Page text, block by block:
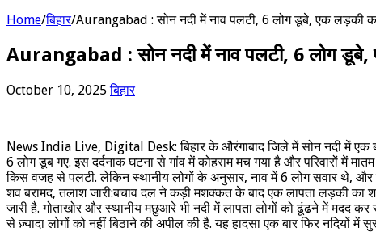
Home/बिहार/Aurangabad : सोन नदी में नाव पलटी, 6 लोग डूबे, एक लड़की का
Aurangabad : सोन नदी में नाव पलटी, 6 लोग डूबे,
October 10, 2025 बिहार
News India Live, Digital Desk: बिहार के औरंगाबाद जिले में सोन नदी में एक
6 लोग डूब गए. इस दर्दनाक घटना से गांव में कोहराम मच गया है और परिवारों में
किस वजह से पलटी. लेकिन स्थानीय लोगों के अनुसार, नाव में 6 लोग सवार थे, और
शव बरामद, तलाश जारी:बचाव दल ने कड़ी मशक्कत के बाद एक लापता लड़की का
जारी है. गोताखोर और स्थानीय मछुआरे भी नदी में लापता लोगों को ढूंढने में मदद
से ज़्यादा लोगों को नहीं बिठाने की अपील की है. यह हादसा एक बार फिर नदियों